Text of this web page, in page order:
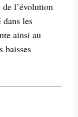
de l’évolution
dans les
ainsi au
baisses